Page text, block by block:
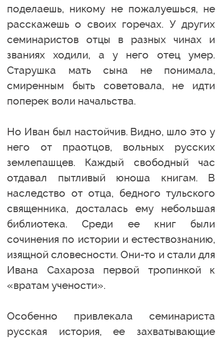
поделаешь, никому не пожалуешься, не
расскажешь о своих горечах. У других
семинаристов отцы в разных чинах и
званиях ходили, а у него отец умер.
Старушка мать сына не понимала,
смиренным быть советовала, не идти
поперек воли начальства.
Но Иван был настойчив. Видно, шло это у
него от праотцов, вольных русских
землепашцев. Каждый свободный час
отдавал пытливый юноша книгам. В
наследство от отца, бедного тульского
священника, досталась ему небольшая
библиотека. Среди ее книг были
сочинения по истории и естествознанию,
изящной словесности. Они-то и стали для
Ивана Сахароза первой тропинкой к
«вратам учености».
Особенно привлекала семинариста
русская история, ее захватывающие